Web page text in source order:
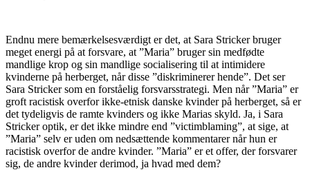
Endnu mere bemærkelsesværdigt er det, at Sara Stricker bruger
meget energi på at forsvare, at ”Maria” bruger sin medfødte
mandlige krop og sin mandlige socialisering til at intimidere
kvinderne på herberget, når disse ”diskriminerer hende”. Det ser
Sara Stricker som en forståelig forsvarsstrategi. Men når ”Maria” er
groft racistisk overfor ikke-etnisk danske kvinder på herberget, så er
det tydeligvis de ramte kvinders og ikke Marias skyld. Ja, i Sara
Stricker optik, er det ikke mindre end ”victimblaming”, at sige, at
”Maria” selv er uden om nedsættende kommentarer når hun er
racistisk overfor de andre kvinder. ”Maria” er et offer, der forsvarer
sig, de andre kvinder derimod, ja hvad med dem?